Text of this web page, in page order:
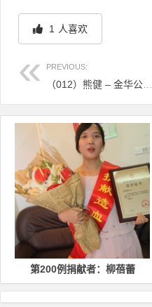
1 人喜欢
PREVIOUS:
文章导航
第200例捐献者：柳蓓蕾